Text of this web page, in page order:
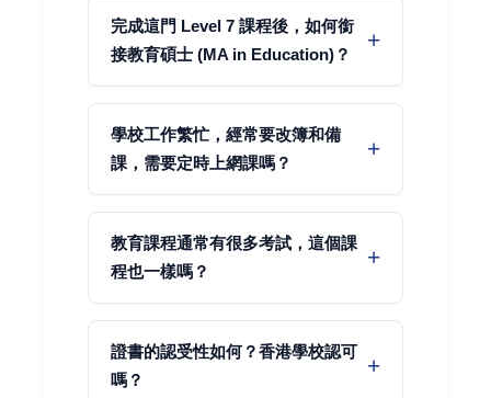
完成這門 Level 7 課程後，如何銜
接教育碩士 (MA in Education)？
學校工作繁忙，經常要改簿和備
課，需要定時上網課嗎？
教育課程通常有很多考試，這個課
程也一樣嗎？
證書的認受性如何？香港學校認可
嗎？